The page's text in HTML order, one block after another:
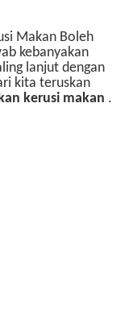
Makan Boleh
kebanyakan
lanjut dengan
kita teruskan
kerusi makan .